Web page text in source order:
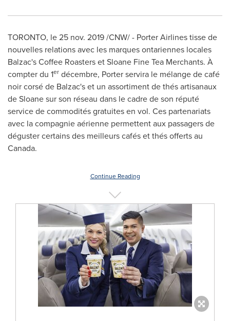
TORONTO, le 25 nov. 2019 /CNW/ - Porter Airlines tisse de
nouvelles relations avec les marques ontariennes locales
Balzac'sCoffee Roasters et Sloane Fine Tea Merchants. À
compter du 1er décembre, Porter servira le mélange de café
noir corsé de Balzac'set un assortiment de thés artisanaux
de Sloane sur son réseau dans le cadre de son réputé
service de commodités gratuites en vol. Ces partenariats
avec la compagnie aérienne permettent aux passagers de
déguster certains des meilleurs cafés et thés offerts au
Canada.
Continue Reading